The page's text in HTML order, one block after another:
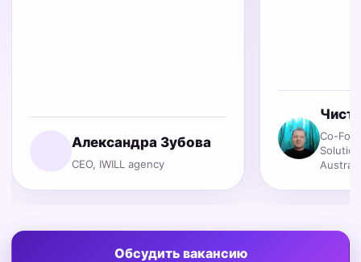
Александра Зубова
CEO, IWILL agency
Co-
Обсудить вакансию